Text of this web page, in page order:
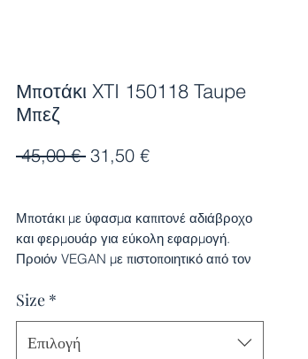
Μποτάκι XTI 150118 Taupe
Μπεζ
45,00 € Κανονική
31,50 €Τιμή
Μποτάκι με ύφασμα καπιτονέ αδιάβροχο
και φερμουάρ για εύκολη εφαρμογή.
Προιόν VEGAN με πιστοποιητικό από τον
Size *
Επιλογή